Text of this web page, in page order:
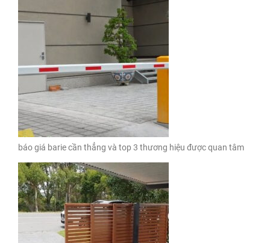
báo giá barie cần thẳng và top 3 thương hiệu được quan tâm